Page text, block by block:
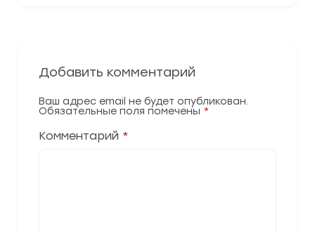
Добавить комментарий
Ваш адрес email не будет опубликован.
Обязательные поля помечены *
Комментарий *